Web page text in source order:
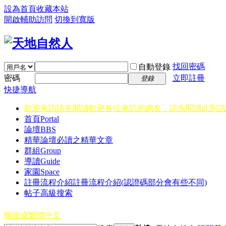
設為首頁收藏本站
開啟輔助訪問 切換到寬版
自動登錄 找回密碼
密碼
登錄
立即註冊
快捷導航
歡迎來訪請先閱讀歡迎各位來訪的網友，請先閱讀此則
首頁Portal
論壇BBS
精華論壇必讀之精華文章
群組Group
導讀Guide
家園 Space
註冊流程介紹註冊流程介紹(認證碼部分會有些不同)
帖子高級搜索
轉換成繁體中文